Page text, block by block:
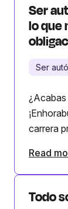
Ser
lo que
Ser
carrera
Read
Todo